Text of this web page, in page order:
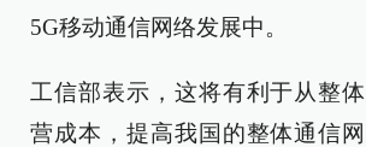
5G移动通信网络发展中。
工信部表示，这将有利于从整
营成本，提高我国的整体通信